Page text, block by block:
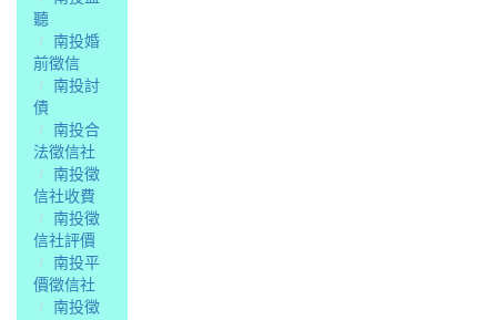
聽
南投婚
前徵信
南投討
債
南投合
法徵信社
南投徵
信社收費
南投徵
信社評價
南投平
價徵信社
南投徵